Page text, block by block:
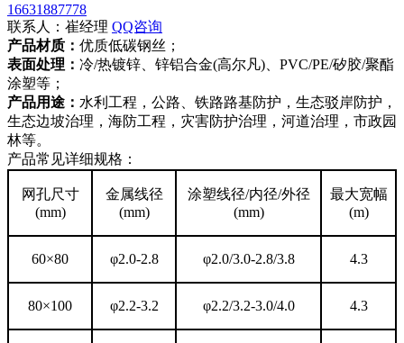
16631887778
联系人：崔经理 QQ咨询
产品材质： 优质低碳钢丝；
表面处理： 冷/热镀锌、锌铝合金(高尔凡)、PVC/PE/矽胶/聚酯
涂塑等；
产品用途： 水利工程，公路、铁路路基防护，生态驳岸防护，
生态边坡治理，海防工程，灾害防护治理，河道治理，市政园
林等。
产品常见详细规格：
网孔尺寸
(mm)
金属线径
(mm)
涂塑线径/内径/外径
(mm)
最大宽幅
(m)
60×80 φ2.0-2.8 φ2.0/3.0-2.8/3.8 4.3
80×100 φ2.2-3.2 φ2.2/3.2-3.0/4.0 4.3